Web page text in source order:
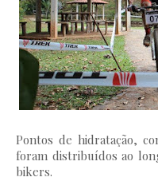
Pontos de hidratação,
foram distribuídos ao
bikers.